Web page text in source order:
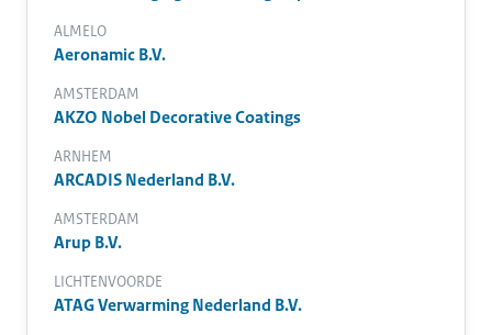
ALMELO
Aeronamic B.V.
AMSTERDAM
AKZO Nobel Decorative Coatings
ARNHEM
ARCADIS Nederland B.V.
AMSTERDAM
Arup B.V.
LICHTENVOORDE
ATAG Verwarming Nederland B.V.